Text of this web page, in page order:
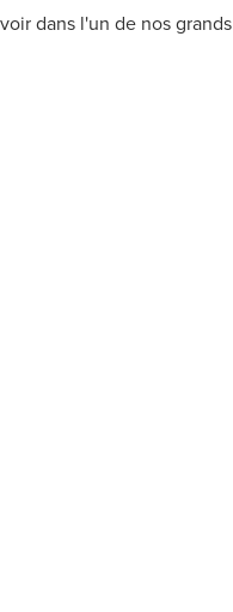
dans l'un de nos grands